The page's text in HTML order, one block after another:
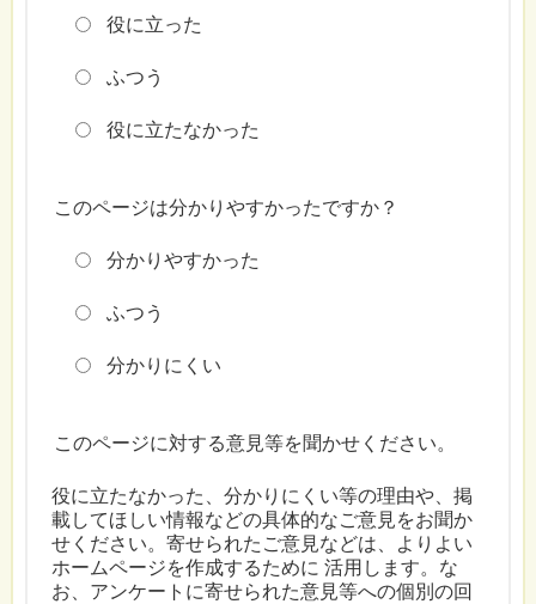
役に立った
ふつう
役に立たなかった
このページは分かりやすかったですか？
分かりやすかった
ふつう
分かりにくい
このページに対する意見等を聞かせください。
役に立たなかった、分かりにくい等の理由や、掲
載してほしい情報などの具体的なご意見をお聞か
せください。寄せられたご意見などは、よりよい
ホームページを作成するために 活用します。な
お、アンケートに寄せられた意見等への個別の回